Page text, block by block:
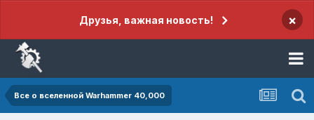
Друзья, важная новость! ×
Все о вселенной Warhammer 40,000